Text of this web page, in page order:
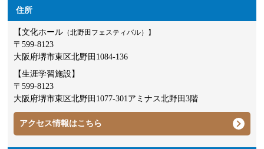
住所
【文化ホール （北野田フェスティバル）】
〒599-8123
大阪府堺市東区北野田1084-136
【生涯学習施設】
〒599-8123
大阪府堺市東区北野田1077-301アミナス北野田3階
アクセス情報はこちら